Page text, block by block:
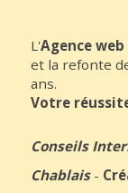
L'Agence
et la refonte
ans.
Votre
Conseils
Chablais-